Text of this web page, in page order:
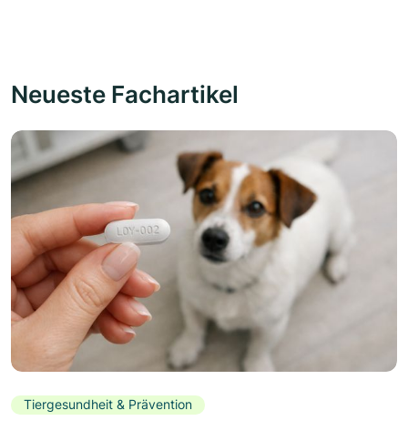
Neueste Fachartikel
Tiergesundheit & Prävention